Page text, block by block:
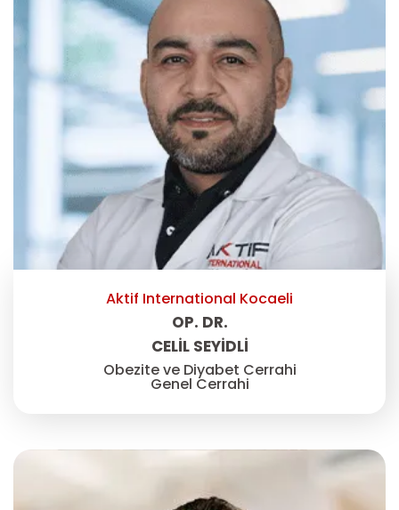
Aktif International Kocaeli
OP. DR.
CELIL SEYIDLI
Obezite ve Diyabet Cerrahi
Genel Cerrahi